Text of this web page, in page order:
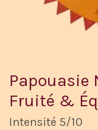
Papouasie
Fruité &
Intensité 5/10